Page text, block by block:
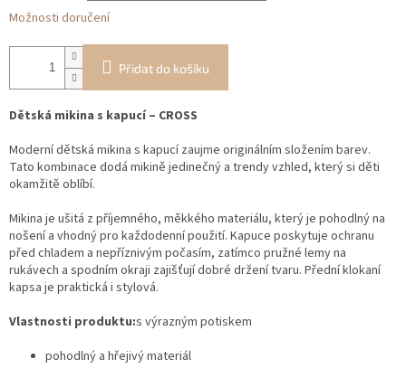
Možnosti doručení
Přidat do košíku
Dětská mikina s kapucí – CROSS
Moderní dětská mikina s kapucí zaujme originálním složením barev.
Tato kombinace dodá mikině jedinečný a trendy vzhled, který si děti
okamžitě oblíbí.
Mikina je ušitá z příjemného, měkkého materiálu, který je pohodlný na
nošení a vhodný pro každodenní použití. Kapuce poskytuje ochranu
před chladem a nepříznivým počasím, zatímco pružné lemy na
rukávech a spodním okraji zajišťují dobré držení tvaru. Přední klokaní
kapsa je praktická i stylová.
Vlastnosti produktu:s výrazným potiskem
pohodlný a hřejivý materiál